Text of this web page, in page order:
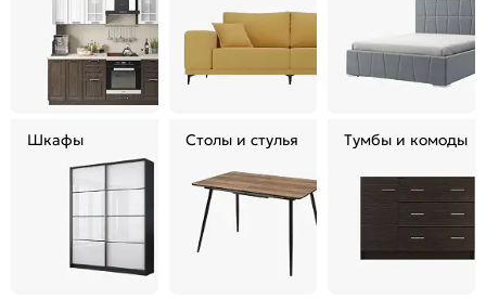
Шкафы Столы и стулья Тумбы и комоды